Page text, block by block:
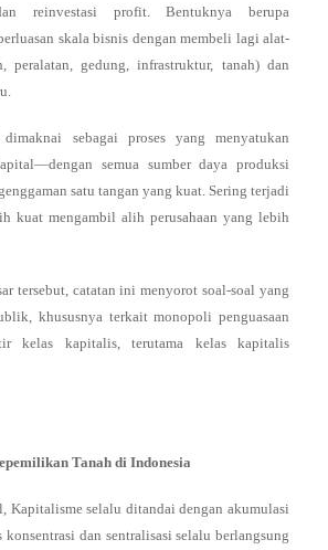
reinvestasi profit. Bentuknya berupa
skala bisnis dengan membeli lagi alat-
peralatan, gedung, infrastruktur, tanah) dan
sebagai proses yang menyatukan
semua sumber daya produksi
satu tangan yang kuat. Sering terjadi
kuat mengambil alih perusahaan yang lebih
tersebut, catatan ini menyorot soal-soal yang
khususnya terkait monopoli penguasaan
kelas kapitalis, terutama kelas kapitalis
Tanah di Indonesia
Kapitalisme selalu ditandai dengan akumulasi
konsentrasi dan sentralisasi selalu berlangsung